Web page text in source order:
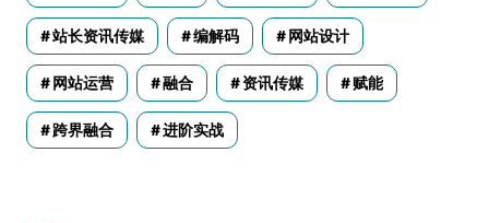
站长资讯传媒 编解码 网站设计
网站运营 融合 资讯传媒 赋能
跨界融合 进阶实战